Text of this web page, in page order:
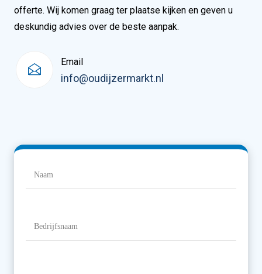
offerte. Wij komen graag ter plaatse kijken en geven u
deskundig advies over de beste aanpak.
Email
info@oudijzermarkt.nl